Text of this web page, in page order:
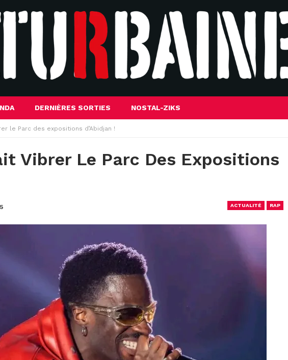
DERNIÈRES SORTIES NOSTAL-ZIKS
le Parc des expositions d’Abidjan !
Vibrer Le Parc Des Expositions
ACTUALITÉ RAP